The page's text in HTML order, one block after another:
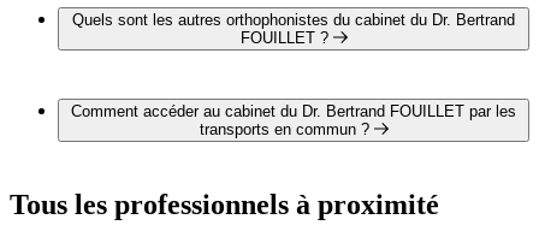
téléphone au 02 47 66 53 30.
Quels sont les autres orthophonistes du cabinet du Dr. Bertrand
FOUILLET ?
Dr. Bertrand FOUILLET :
Dr. Vincent BOUETEL
Dr. Karim HAMMOUDI
Dr. Patrick LECERF
Comment accéder au cabinet du Dr. Bertrand FOUILLET par les
transports en commun ?
des arrêts suivants :
Bus - Preuilly
Tous les professionnels à proximité